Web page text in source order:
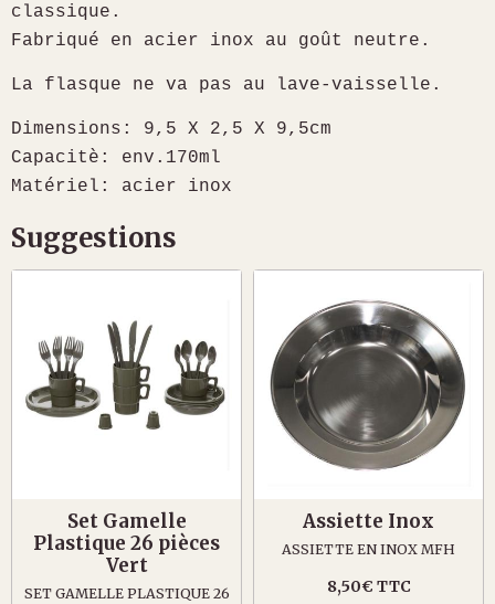
classique.
Fabriqué en acier inox au goût neutre.
La flasque ne va pas au lave-vaisselle.
Dimensions: 9,5 X 2,5 X 9,5cm
Capacitè: env.170ml
Matériel: acier inox
Suggestions
Set Gamelle
Plastique 26 pièces
Vert
SET GAMELLE PLASTIQUE 26
Assiette Inox
ASSIETTE EN INOX MFH
8,50€ TTC